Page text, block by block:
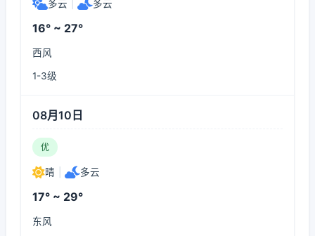
多云 多云
16° ~ 27°
西风
1-3级
08月10日
优
晴 多云
17° ~ 29°
东风